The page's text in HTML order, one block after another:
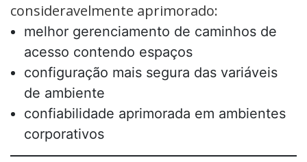
consideravelmente aprimorado:
melhor gerenciamento de caminhos de
acesso contendo espaços
configuração mais segura das variáveis
de ambiente
confiabilidade aprimorada em ambientes
corporativos